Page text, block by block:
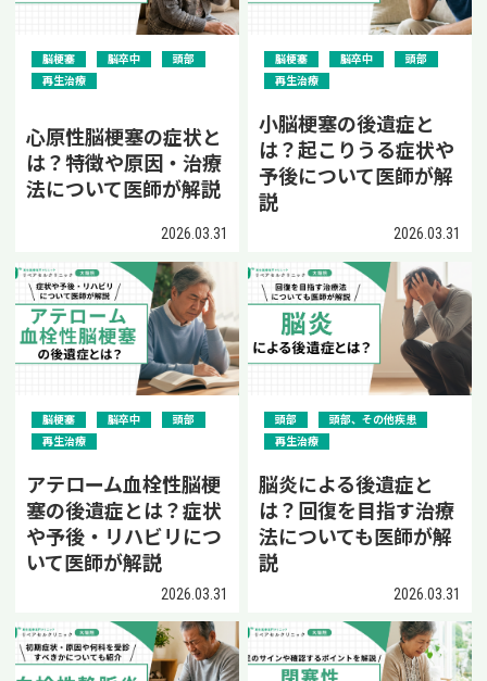
脳梗塞 脳卒中
頭部
再生治療
心原性脳梗塞の症状と
は？特徴や原因・治療
法について医師が解説
2026.03.31
脳梗塞 脳卒中
頭部
再生治療
小脳梗塞の後遺症と
は？起こりうる症状や
予後について医師が解
説
2026.03.31
脳梗塞 脳卒中
頭部
再生治療
アテローム血栓性脳梗
塞の後遺症とは？症状
や予後・リハビリにつ
いて医師が解説
2026.03.31
頭部
頭部、その他疾患
再生治療
脳炎による後遺症と
は？回復を目指す治療
法についても医師が解
説
2026.03.31